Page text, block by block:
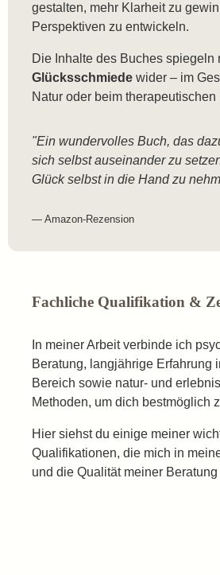
gestalten, mehr Klarheit zu
Perspektiven zu entwickeln.
Die Inhalte des Buches spiegeln
Glücksschmiede wider – im
Natur oder beim therapeutischen
"Ein wundervolles Buch, das
sich selbst auseinander zu
Glück selbst in die Hand zu
— Amazon-Rezension
Fachliche Qualifikation &
In meiner Arbeit verbinde ich
Beratung, langjährige Erfahrung
Bereich sowie natur- und
Methoden, um dich bestmöglich
Hier siehst du einige meiner
Qualifikationen, die mich in
und die Qualität meiner